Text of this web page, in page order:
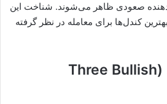
صعودی ظاهر می‌شوند. شناخت این
کندل‌ها برای معامله در نظر گرفته
(Three Bullish